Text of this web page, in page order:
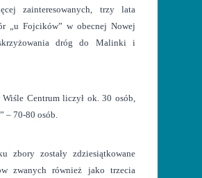
zainteresowanych, trzy lata
„u Fojcików” w obecnej Nowej
dróg do Malinki i
Centrum liczył ok. 30 osób,
– 70-80 osób.
zbory zostały zdziesiątkowane
zwanych również jako trzecia